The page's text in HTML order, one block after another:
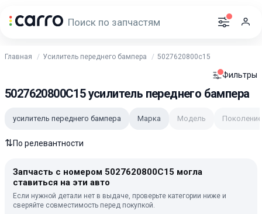
Главная Усилитель переднего бампера 5027620800c15
Фильтры
5027620800C15 усилитель переднего бампера
усилитель переднего бампера Марка Модель Поколение
⇅По релевантности
Запчасть с номером 5027620800C15 могла
ставиться на эти авто
Если нужной детали нет в выдаче, проверьте категории ниже и
сверяйте совместимость перед покупкой.